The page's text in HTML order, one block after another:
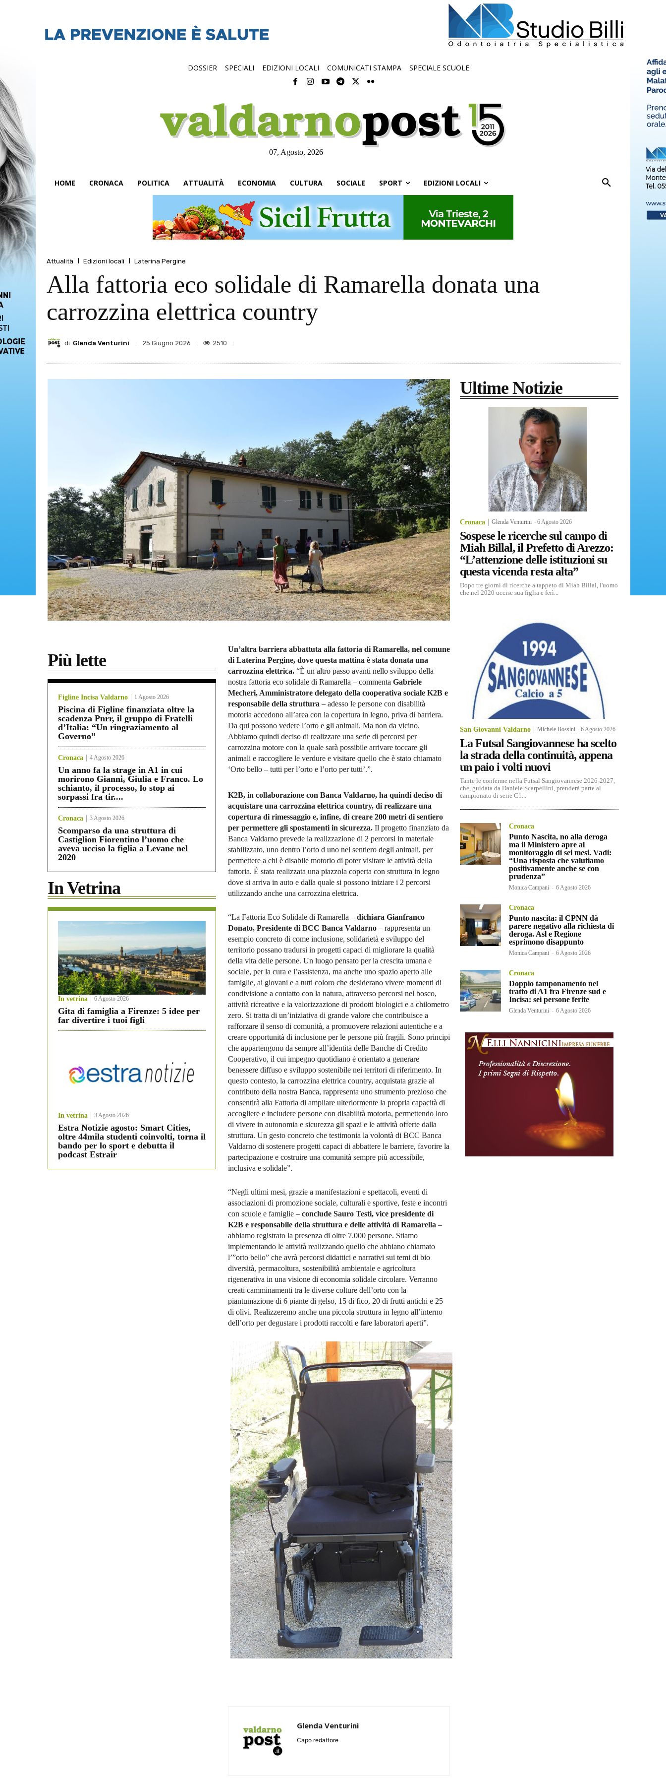
DOSSIER SPECIALI EDIZIONI LOCALI COMUNICATI STAMPA SPECIALE SCUOLE
07, Agosto, 2026
HOME CRONACA POLITICA ATTUALITÀ ECONOMIA CULTURA SOCIALE SPORT EDIZIONI LOCALI
Attualità Edizioni locali Laterina Pergine
Alla fattoria eco solidale di Ramarella donata una
carrozzina elettrica country
di Glenda Venturini 25 Giugno 2026 2510
Più lette
Figline Incisa Valdarno 1 Agosto 2026
Piscina di Figline finanziata oltre la
scadenza Pnrr, il gruppo di Fratelli
d’Italia: “Un ringraziamento al
Governo”
Cronaca 4 Agosto 2026
Un anno fa la strage in A1 in cui
morirono Gianni, Giulia e Franco. Lo
schianto, il processo, lo stop ai
sorpassi fra tir....
Cronaca 3 Agosto 2026
Scomparso da una struttura di
Castiglion Fiorentino l’uomo che
aveva ucciso la figlia a Levane nel
2020
In Vetrina
In vetrina 6 Agosto 2026
Gita di famiglia a Firenze: 5 idee per
far divertire i tuoi figli
In vetrina 3 Agosto 2026
Estra Notizie agosto: Smart Cities,
oltre 44mila studenti coinvolti, torna il
bando per lo sport e debutta il
podcast Estrair
Un’altra barriera abbattuta alla fattoria di Ramarella, nel comune
di Laterina Pergine, dove questa mattina è stata donata una
carrozzina elettrica. “È un altro passo avanti nello sviluppo della
nostra fattoria eco solidale di Ramarella – commenta Gabriele
Mecheri, Amministratore delegato della cooperativa sociale K2B e
responsabile della struttura – adesso le persone con disabilità
motoria accedono all’area con la copertura in legno, priva di barriera.
Da qui possono vedere l’orto e gli animali. Ma non da vicino.
Abbiamo quindi deciso di realizzare una serie di percorsi per
carrozzina motore con la quale sarà possibile arrivare toccare gli
animali e raccogliere le verdure e visitare quello che è stato chiamato
‘Orto bello – tutti per l’orto e l’orto per tutti’.”.
K2B, in collaborazione con Banca Valdarno, ha quindi deciso di
acquistare una carrozzina elettrica country, di realizzare una
copertura di rimessaggio e, infine, di creare 200 metri di sentiero
per permettere gli spostamenti in sicurezza. Il progetto finanziato da
Banca Valdarno prevede la realizzazione di 2 percorsi in materiale
stabilizzato, uno dentro l’orto d uno nel sentiero degli animali, per
permettere a chi è disabile motorio di poter visitare le attività della
fattoria. È stata realizzata una piazzola coperta con struttura in legno
dove si arriva in auto e dalla quale si possono iniziare i 2 percorsi
utilizzando anche una carrozzina elettrica.
“La Fattoria Eco Solidale di Ramarella – dichiara Gianfranco
Donato, Presidente di BCC Banca Valdarno – rappresenta un
esempio concreto di come inclusione, solidarietà e sviluppo del
territorio possano tradursi in progetti capaci di migliorare la qualità
della vita delle persone. Un luogo pensato per la crescita umana e
sociale, per la cura e l’assistenza, ma anche uno spazio aperto alle
famiglie, ai giovani e a tutti coloro che desiderano vivere momenti di
condivisione a contatto con la natura, attraverso percorsi nel bosco,
attività ricreative e la valorizzazione di prodotti biologici e a chilometro
zero. Si tratta di un’iniziativa di grande valore che contribuisce a
rafforzare il senso di comunità, a promuovere relazioni autentiche e a
creare opportunità di inclusione per le persone più fragili. Sono principi
che appartengono da sempre all’identità delle Banche di Credito
Cooperativo, il cui impegno quotidiano è orientato a generare
benessere diffuso e sviluppo sostenibile nei territori di riferimento. In
questo contesto, la carrozzina elettrica country, acquistata grazie al
contributo della nostra Banca, rappresenta uno strumento prezioso che
consentirà alla Fattoria di ampliare ulteriormente la propria capacità di
accogliere e includere persone con disabilità motoria, permettendo loro
di vivere in autonomia e sicurezza gli spazi e le attività offerte dalla
struttura. Un gesto concreto che testimonia la volontà di BCC Banca
Valdarno di sostenere progetti capaci di abbattere le barriere, favorire la
partecipazione e costruire una comunità sempre più accessibile,
inclusiva e solidale”.
“Negli ultimi mesi, grazie a manifestazioni e spettacoli, eventi di
associazioni di promozione sociale, culturali e sportive, feste e incontri
con scuole e famiglie – conclude Sauro Testi, vice presidente di
K2B e responsabile della struttura e delle attività di Ramarella –
abbiamo registrato la presenza di oltre 7.000 persone. Stiamo
implementando le attività realizzando quello che abbiano chiamato
l’”orto bello” che avrà percorsi didattici e narrativi sui temi di bio
diversità, permacoltura, sostenibilità ambientale e agricoltura
rigenerativa in una visione di economia solidale circolare. Verranno
creati camminamenti tra le diverse colture dell’orto con la
piantumazione di 6 piante di gelso, 15 di fico, 20 di frutti antichi e 25
di olivi. Realizzeremo anche una piccola struttura in legno all’interno
dell’orto per degustare i prodotti raccolti e fare laboratori aperti”.
Glenda Venturini
Capo redattore
Ultime Notizie
Cronaca Glenda Venturini -6 Agosto 2026
Sospese le ricerche sul campo di
Miah Billal, il Prefetto di Arezzo:
“L’attenzione delle istituzioni su
questa vicenda resta alta”
Dopo tre giorni di ricerche a tappeto di Miah Billal, l'uomo
che nel 2020 uccise sua figlia e ferì...
San Giovanni Valdarno Michele Bossini -6 Agosto 2026
La Futsal Sangiovannese ha scelto
la strada della continuità, appena
un paio i volti nuovi
Tante le conferme nella Futsal Sangiovannese 2026-2027,
che, guidata da Daniele Scarpellini, prenderà parte al
campionato di serie C1...
Cronaca
Punto Nascita, no alla deroga
ma il Ministero apre al
monitoraggio di sei mesi. Vadi:
“Una risposta che valutiamo
positivamente anche se con
prudenza”
Monica Campani - 6 Agosto 2026
Cronaca
Punto nascita: il CPNN dà
parere negativo alla richiesta di
deroga. Asl e Regione
esprimono disappunto
Monica Campani - 6 Agosto 2026
Cronaca
Doppio tamponamento nel
tratto di A1 fra Firenze sud e
Incisa: sei persone ferite
Glenda Venturini - 6 Agosto 2026